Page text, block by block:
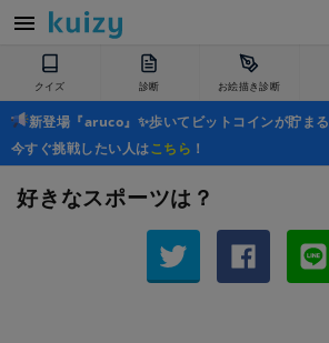
クイズ 診断 お絵描き診断
新登場『aruco』✨歩いてビットコインが貯ま
今すぐ挑戦したい人はこちら ！
好きなスポーツは？